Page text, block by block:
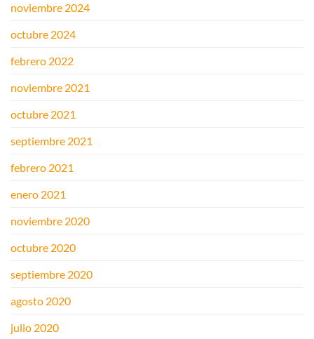
noviembre 2024
octubre 2024
febrero 2022
noviembre 2021
octubre 2021
septiembre 2021
febrero 2021
enero 2021
noviembre 2020
octubre 2020
septiembre 2020
agosto 2020
julio 2020